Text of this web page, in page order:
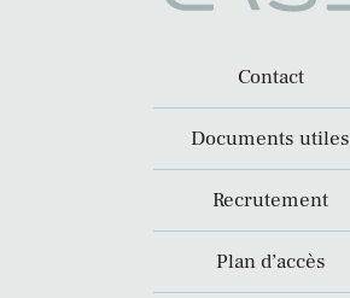
Contact
Documents utiles
Recrutement
Plan d’accès